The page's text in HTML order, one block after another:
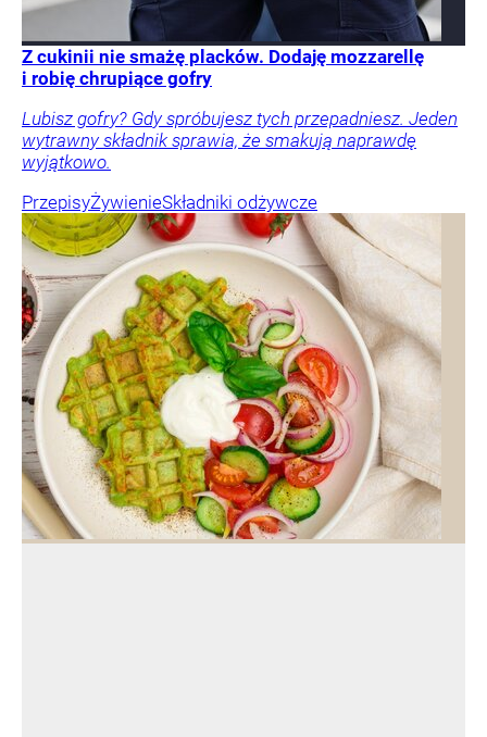
Z cukinii nie smażę placków. Dodaję mozzarellę
i robię chrupiące gofry
Lubisz gofry? Gdy spróbujesz tych przepadniesz. Jeden
wytrawny składnik sprawia, że smakują naprawdę
wyjątkowo.
PrzepisyŻywienieSkładniki odżywcze